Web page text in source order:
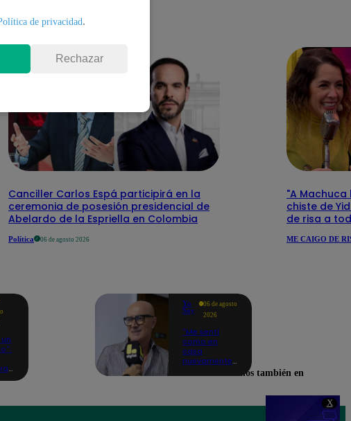
X
Canciller Carlos Espá participirá en la
ceremonia de posesión presidencial de
Abelardo de la Espriella en Colombia
Política 06 de agosto 2026
"A Machuca
chiste de
de risa a
ME CAIGO DE
Yo
Soy
06 de agosto
2026
"Me sentí
como en
casa
nuevamente":
de los
de privacidad.
Rechazar
Encuéntranos también en